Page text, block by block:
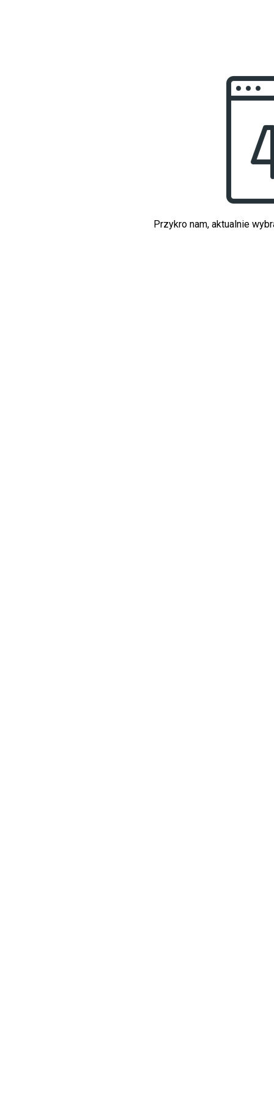
Przykro nam, aktualnie